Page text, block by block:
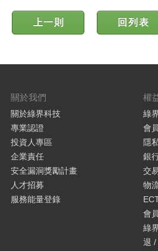
上一則 回列表
關於我們
關於綠界科技
專業認證
投資人專區
企業責任
安全漏洞獎勵計畫
人才招募
服務能量登錄
權
綠
會
隱
銀
交
物
會
綠
退 /